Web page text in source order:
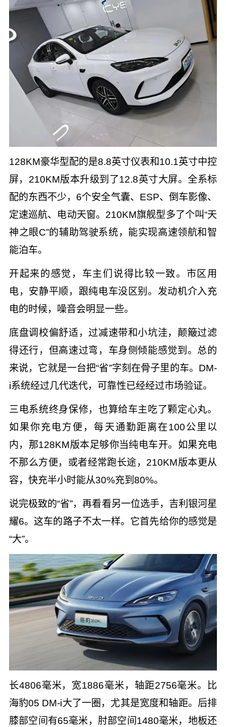
128KM豪华型配的是8.8英寸仪表和10.1英寸中控
屏，210KM版本升级到了12.8英寸大屏。全系标
配的东西不少，6个安全气囊、ESP、倒车影像、
定速巡航、电动天窗。210KM旗舰型多了个叫“天
神之眼C”的辅助驾驶系统，能实现高速领航和智
能泊车。
开起来的感觉，车主们说得比较一致。市区用
电，安静平顺，跟纯电车没区别。发动机介入充
电的时候，噪音会明显一些。
底盘调校偏舒适，过减速带和小坑洼，颠簸过滤
得还行，但高速过弯，车身侧倾能感觉到。总的
来说，它就是一台把“省”字刻在骨子里的车。DM-
i系统经过几代迭代，可靠性已经经过市场验证。
三电系统终身保修，也算给车主吃了颗定心丸。
如果你充电方便，每天通勤距离在100公里以
内，那128KM版本足够你当纯电车开。如果充电
不那么方便，或者经常跑长途，210KM版本更从
容，快充半小时能从30%充到80%。
说完极致的“省”，再看看另一位选手，吉利银河星
耀6。这车的路子不太一样。它首先给你的感觉是
“大”。
长4806毫米，宽1886毫米，轴距2756毫米。比
海豹05 DM-i大了一圈，尤其是宽度和轴距。后排
膝部空间有65毫米，肘部空间1480毫米，地板还